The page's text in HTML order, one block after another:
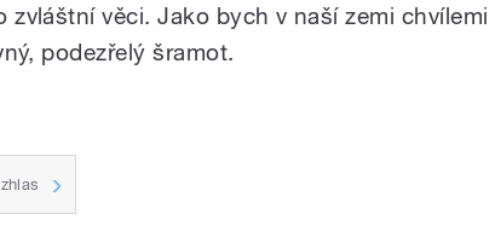
zvláštní věci. Jako bych v naší zemi chvílemi
podezřelý šramot.